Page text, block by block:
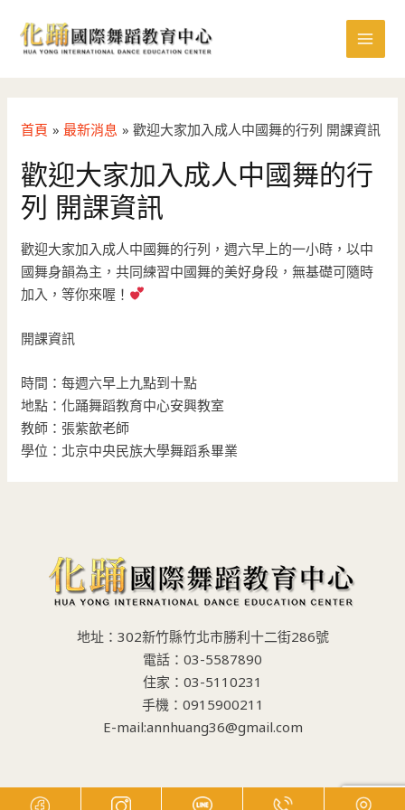
首頁 最新消息 歡迎大家加入成人中國舞的行列 開課資訊
歡迎大家加入成人中國舞的行
列 開課資訊
歡迎大家加入成人中國舞的行列，週六早上的一小時，以中
國舞身韻為主，共同練習中國舞的美好身段，無基礎可隨時
加入，等你來喔！
開課資訊
時間：每週六早上九點到十點
地點：化踊舞蹈教育中心安興教室
教師：張紫歆老師
學位：北京中央民族大學舞蹈系畢業
地址：302新竹縣竹北市勝利十二街286號
電話：03-5587890
住家：03-5110231
手機：0915900211
E-mail:annhuang36@gmail.com